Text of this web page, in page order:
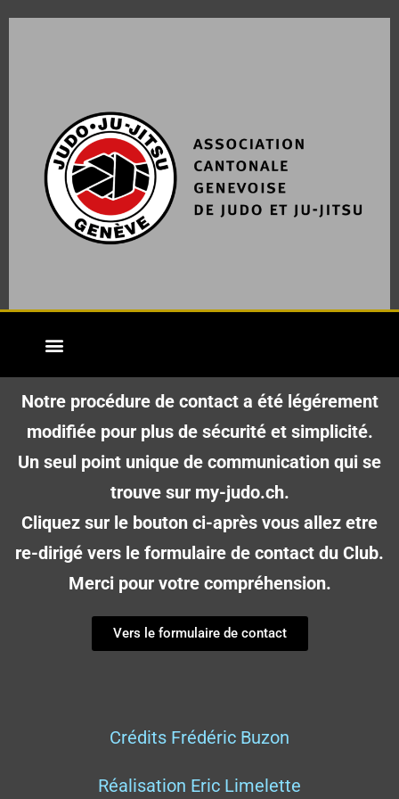
Notre procédure de contact a été légérement
modifiée pour plus de sécurité et simplicité.
Un seul point unique de communication qui se
trouve sur my-judo.ch.
Cliquez sur le bouton ci-après vous allez etre
re-dirigé vers le formulaire de contact du Club.
Merci pour votre compréhension.
Vers le formulaire de contact
Crédits Frédéric Buzon
Réalisation Eric Limelette